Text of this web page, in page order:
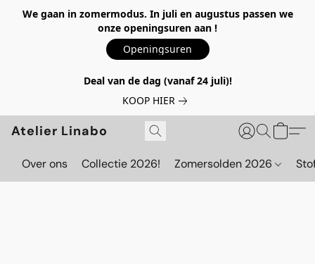
We gaan in zomermodus. In juli en augustus passen we
onze openingsuren aan !
Openingsuren
Deal van de dag (vanaf 24 juli)!
KOOP HIER
Atelier Linabo
Over ons Collectie 2026! Zomersolden 2026